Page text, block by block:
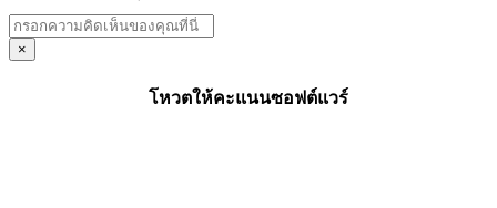
×
โหวตให้คะแนนซอฟต์แวร์